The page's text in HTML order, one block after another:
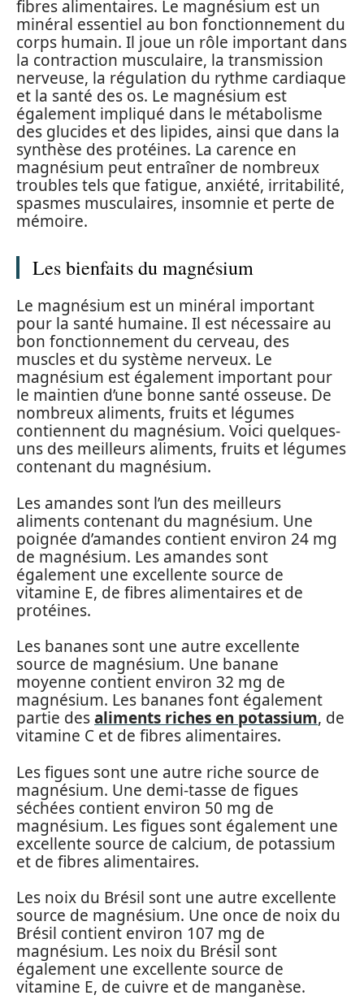
fibres alimentaires. Le magnésium est un
minéral essentiel au bon fonctionnement du
corps humain. Il joue un rôle important dans
la contraction musculaire, la transmission
nerveuse, la régulation du rythme cardiaque
et la santé des os. Le magnésium est
également impliqué dans le métabolisme
des glucides et des lipides, ainsi que dans la
synthèse des protéines. La carence en
magnésium peut entraîner de nombreux
troubles tels que fatigue, anxiété, irritabilité,
spasmes musculaires, insomnie et perte de
mémoire.
Les bienfaits du magnésium
Le magnésium est un minéral important
pour la santé humaine. Il est nécessaire au
bon fonctionnement du cerveau, des
muscles et du système nerveux. Le
magnésium est également important pour
le maintien d’une bonne santé osseuse. De
nombreux aliments, fruits et légumes
contiennent du magnésium. Voici quelques-
uns des meilleurs aliments, fruits et légumes
contenant du magnésium.
Les amandes sont l’un des meilleurs
aliments contenant du magnésium. Une
poignée d’amandes contient environ 24 mg
de magnésium. Les amandes sont
également une excellente source de
vitamine E, de fibres alimentaires et de
protéines.
Les bananes sont une autre excellente
source de magnésium. Une banane
moyenne contient environ 32 mg de
magnésium. Les bananes font également
partie desaliments riches en potassium, de
vitamine C et de fibres alimentaires.
Les figues sont une autre riche source de
magnésium. Une demi-tasse de figues
séchées contient environ 50 mg de
magnésium. Les figues sont également une
excellente source de calcium, de potassium
et de fibres alimentaires.
Les noix du Brésil sont une autre excellente
source de magnésium. Une once de noix du
Brésil contient environ 107 mg de
magnésium. Les noix du Brésil sont
également une excellente source de
vitamine E, de cuivre et de manganèse.